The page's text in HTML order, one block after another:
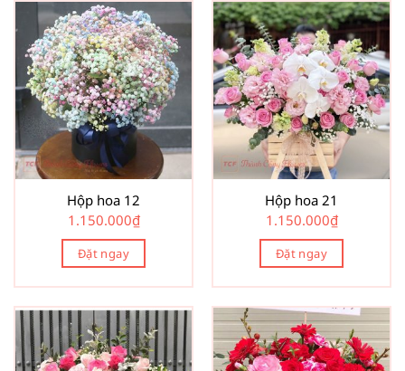
Hộp hoa 12
1.150.000₫
Đặt ngay
Hộp hoa 21
1.150.000₫
Đặt ngay